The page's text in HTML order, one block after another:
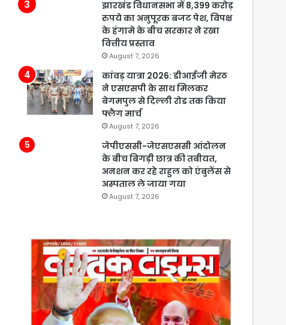
झारखंड विधानसभा में 8,399 करोड़
रुपये का अनुपूरक बजट पेश, विपक्ष
के हंगामे के बीच सरकार ने रखा
वित्तीय प्रस्ताव
August 7, 2026
कांवड़ यात्रा 2026: डीआईजी मेरठ
ने एसएसपी के साथ मिलकर
बेगमपुल से दिल्ली रोड तक किया
फ्लैग मार्च
August 7, 2026
जेपीएससी-जेएसएससी आंदोलन
के बीच बिगड़ी छात्र की तबीयत,
अनशन कर रहे राहुल को एंबुलेंस से
अस्पताल ले जाया गया
August 7, 2026